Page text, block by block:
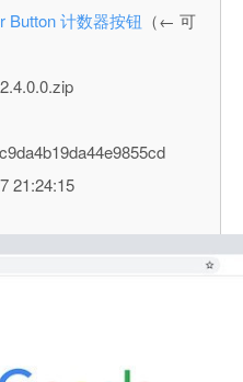
Button 计数器按钮 （← 可
21:24:15